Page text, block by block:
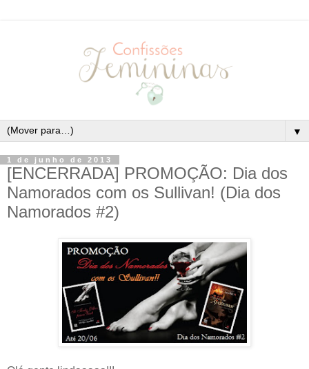
▼
1 de junho de 2013
[ENCERRADA] PROMOÇÃO: Dia dos
Namorados com os Sullivan! (Dia dos
Namorados #2)